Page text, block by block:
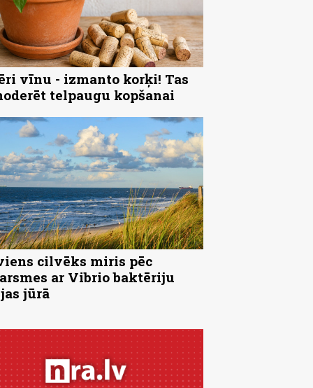
vīnu - izmanto korķi! Tas
telpaugu kopšanai
cilvēks miris pēc
ar Vibrio baktēriju
jūrā